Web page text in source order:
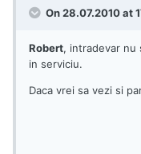
On 28.07.2010 at
Robert, intradevar nu
in serviciu.
Daca vrei sa vezi si